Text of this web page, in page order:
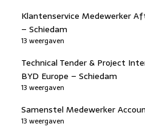
Klantenservice Medewerker
– Schiedam
13 weergaven
Technical Tender & Project
BYD Europe – Schiedam
13 weergaven
Samenstel Medewerker
13 weergaven